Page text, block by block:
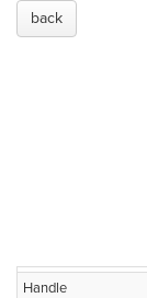
back
Handle